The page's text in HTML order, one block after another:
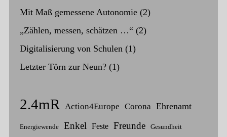
Mit Maß gemessene Autonomie (2)
„Zählen, messen, schätzen …“ (2)
Digitalisierung von Schulen (1)
Letzter Törn zur Neun? (1)
2.4mR Action4Europe Corona Ehrenamt
Energiewende Enkel Feste Freunde Gesundheit